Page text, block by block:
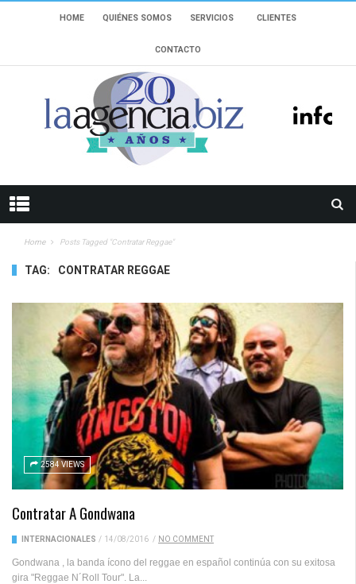
HOME QUIÉNES SOMOS SERVICIOS CLIENTES
CONTACTO
Home Posts Tagged "contratar Reggae"
TAG: CONTRATAR REGGAE
2584 VIEWS
Contratar A Gondwana
INTERNACIONALES / 14/08/2016 / NO COMMENT
Gondwana , la banda ícono del reggae en español continúa con su exitosa
gira "Reggae N´Roll Tour". La...